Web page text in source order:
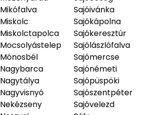
Mikófalva
Miskolc
Miskolctapolca
Mocsolyástelep
Mónosbél
Nagybarca
Nagytálya
Nagyvisnyó
Nekézseny
Sajóivánka
Sajókápolna
Sajókeresztúr
Sajólászlófalva
Sajómercse
Sajónémeti
Sajópüspöki
Sajószentpéter
Sajóvelezd